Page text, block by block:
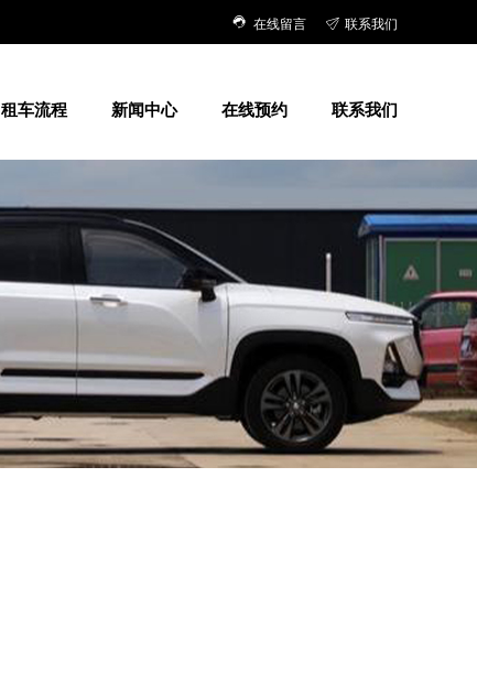
在线留言 联系我们
租车流程 新闻中心 在线预约 联系我们